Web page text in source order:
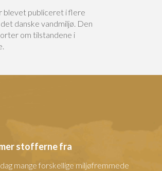
blevet publiceret i flere
danske vandmiljø. Den
om tilstandene i
stofferne fra
mange forskellige miljøfremmede